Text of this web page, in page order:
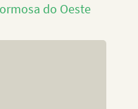
do Oeste